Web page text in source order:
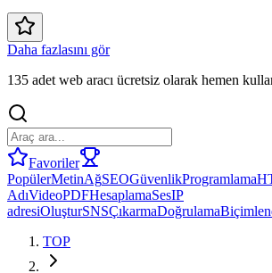
Daha fazlasını gör
135 adet web aracı ücretsiz olarak hemen
Favoriler
PopülerMetinAğSEOGüvenlikProgramlama
AdıVideoPDFHesaplamaSesIP
adresiOluşturSNSÇıkarmaDoğrulama
TOP